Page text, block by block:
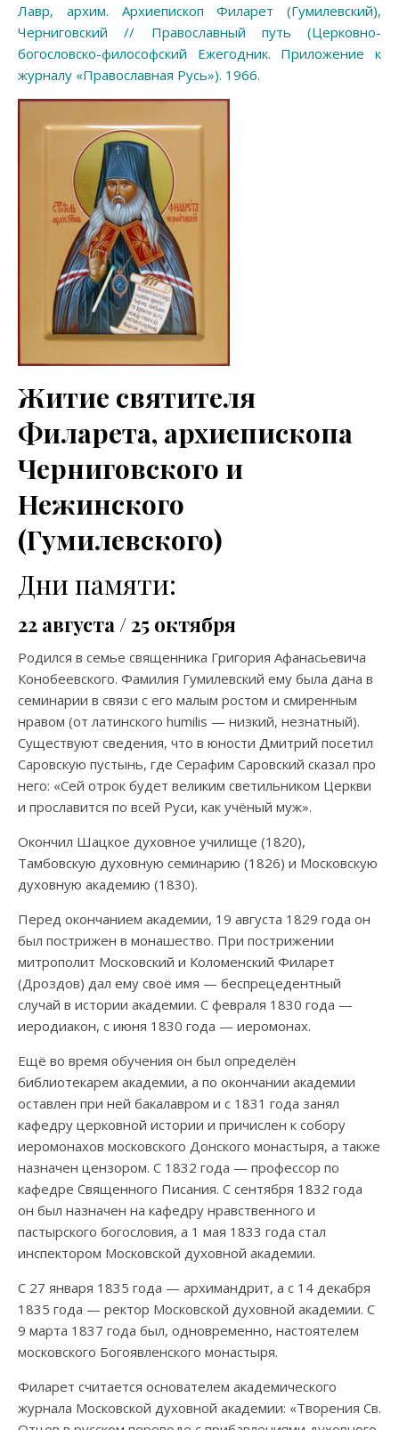
Лавр, архим. Архиепископ Филарет (Гумилевский),
Черниговский // Православный путь (Церковно-
богословско-философский Ежегодник. Приложение к
журналу «Православная Русь»). 1966.
Житие святителя
Филарета, архиепископа
Черниговского и
Нежинского
(Гумилевского)
Дни памяти:
22 августа / 25 октября
Родился в семье священника Григория Афанасьевича
Конобеевского. Фамилия Гумилевский ему была дана в
семинарии в связи с его малым ростом и смиренным
нравом (от латинского humilis — низкий, незнатный).
Существуют сведения, что в юности Дмитрий посетил
Саровскую пустынь, где Серафим Саровский сказал про
него: «Сей отрок будет великим светильником Церкви
и прославится по всей Руси, как учёный муж».
Окончил Шацкое духовное училище (1820),
Тамбовскую духовную семинарию (1826) и Московскую
духовную академию (1830).
Перед окончанием академии, 19 августа 1829 года он
был пострижен в монашество. При пострижении
митрополит Московский и Коломенский Филарет
(Дроздов) дал ему своё имя — беспрецедентный
случай в истории академии. C февраля 1830 года —
иеродиакон, с июня 1830 года — иеромонах.
Ещё во время обучения он был определён
библиотекарем академии, а по окончании академии
оставлен при ней бакалавром и с 1831 года занял
кафедру церковной истории и причислен к собору
иеромонахов московского Донского монастыря, а также
назначен цензором. С 1832 года — профессор по
кафедре Священного Писания. С сентября 1832 года
он был назначен на кафедру нравственного и
пастырского богословия, а 1 мая 1833 года стал
инспектором Московской духовной академии.
С 27 января 1835 года — архимандрит, а с 14 декабря
1835 года — ректор Московской духовной академии. С
9 марта 1837 года был, одновременно, настоятелем
московского Богоявленского монастыря.
Филарет считается основателем академического
журнала Московской духовной академии: «Творения Св.